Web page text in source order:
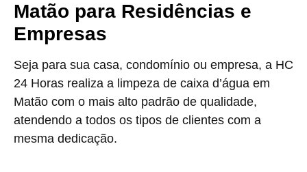
Matão para Residências e
Empresas
Seja para sua casa, condomínio ou empresa, a HC
24 Horas realiza a limpeza de caixa d’água em
Matão com o mais alto padrão de qualidade,
atendendo a todos os tipos de clientes com a
mesma dedicação.